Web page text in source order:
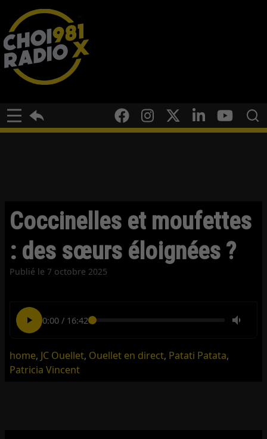
Coccinelles et moufettes
: des sœurs éloignées ?
Publié le 7 octobre 2025
0:00/ 16:42
home, JC Ouellet, Ouellet en direct, Patati Patata,
Patricia Vincent